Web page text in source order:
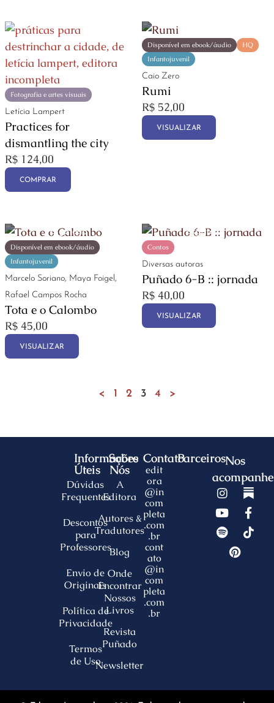
Fotografia e artes visuais
Letícia Lampert
Practices for
dismantling the city
R$ 124,00
COMPRAR
Disponível em ebook/áudio
HQ
Infantojuvenil
Caio Zero
Rumi
R$ 52,00
VISUALIZAR
Disponível em ebook/áudio
Infantojuvenil
Marcelo Soriano, Maya Foigel,
Rafael Campos Rocha
Tota e o Calombo
R$ 45,00
VISUALIZAR
Contos
Diversas autoras
Puñado 6-B :: jornada
R$ 40,00
VISUALIZAR
< 1 2 3 4 >
Informações
Úteis
Dúvidas
Frequentes
Descontos
para
Professores
Envio de
Originais
Política de
Privacidade
Termos
de Uso
Sobre
Nós
A
Editora
Autores &
Tradutores
Blog
Onde
Encontrar
Nossos
Livros
Revista
Puñado
Newsletter
Contato
edit
ora
@in
com
pleta
.com
.br
cont
ato
@in
com
pleta
.com
.br
ParceirosNos